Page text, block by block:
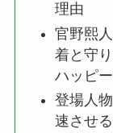
理由
官野熙
着と守
ハッピ
登場人
速させ